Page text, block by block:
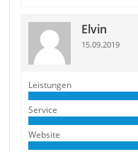
Elvin
15.09.2019
Leistungen
Service
Website